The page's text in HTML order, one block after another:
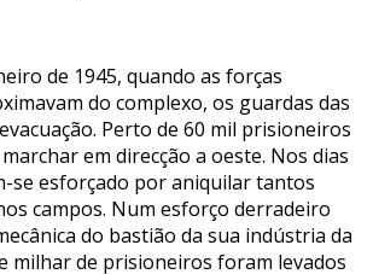
de 1945, quando as forças
do complexo, os guardas das
Perto de 60 mil prisioneiros
em direcção a oeste. Nos dias
se esforçado por aniquilar tantos
campos. Num esforço derradeiro
do bastião da sua indústria da
milhar de prisioneiros foram levados